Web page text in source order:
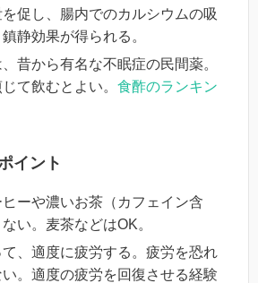
促し、腸内でのカルシウムの吸
静効果が得られる。
昔から有名な不眠症の民間薬。
て飲むとよい。 食酢のランキン
イント
ーや濃いお茶（カフェイン含
い。麦茶などはOK。
、適度に疲労する。疲労を恐れ
。適度の疲労を回復させる経験